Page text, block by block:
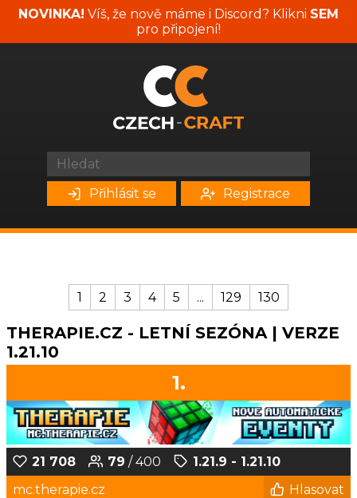
NOVINKA! Víš, že nově máme i Discord? Klikni SEM
pro připojení!
Přihlásit se Registrace
1 2 3 4 5 ... 129 130
THERAPIE.CZ - LETNÍ SEZÓNA | VERZE
1.21.10
1.
21 708 79 / 400
1.21.9 - 1.21.10
mc.therapie.cz
Hlasovat